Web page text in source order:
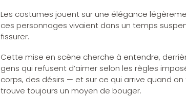
Les costumes jouent sur une élégance
ces personnages vivaient dans un temps
fissurer.
Cette mise en scène cherche à entendre,
gens qui refusent d’aimer selon les règles
corps, des désirs — et sur ce qui arrive quand
trouve toujours un moyen de bouger.